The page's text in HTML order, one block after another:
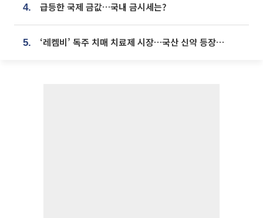
4. 급등한 국제 금값…국내 금시세는?
5. ‘레켐비’ 독주 치매 치료제 시장…국산 신약 등장하나